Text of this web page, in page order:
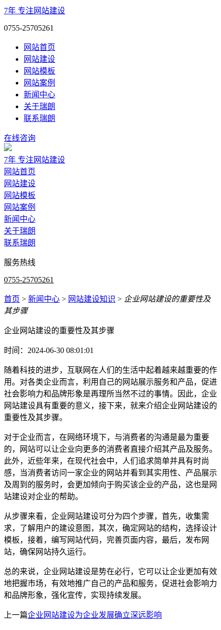
7年 专注网站建设
0755-25705261
网站首页
网站建设
网站模板
网站案例
新闻中心
关于瑞朗
联系瑞朗
在线咨询
7年 专注网站建设
网站首页
网站建设
网站模板
网站案例
新闻中心
关于瑞朗
联系瑞朗
服务热线
0755-25705261
首页 > 新闻中心 > 网站建设知识 > 企业网站建设的重要性及
其步骤
企业网站建设的重要性及其步骤
时间：2024-06-30 08:01:01
随着科技的进步，互联网在人们的生活中起着越来越重要的作
用。对各类企业而言，利用自己的网站展示服务和产品，促进
社会影响力和品牌形象是再理所当然不过的事情。因此，企业
网站建设具有重要的意义，接下来，就来介绍企业网站建设的
重要性及其步骤。
对于企业而言，在网络环境下，与消费者的沟通是最为重要
的，网站可以让企业向更多的消费者直接介绍其产品及服务。
此外，近些年来，在现代社会中，人们追求简单并具有时尚
感，当消费者访问一家企业的网站并看到其实用性、产品展示
及周到的服务时，会更加倾向于购买该企业的产品，这也是网
站建设对企业的帮助。
从步骤来看，企业网站建设可分为四个步骤，首先，收集需
求，了解用户的建设意图，其次，确定网站的结构，选择设计
模板，接着，编写网站代码，完善页面内容，最后，发布网
站，确保网站持久运行。
总的来说，企业网站建设是势在必行，它可以让企业更加有效
地把握市场，有效地推广自己的产品和服务，促进社会影响力
和品牌形象，强化宣传，实现持续发展。
上一篇企业网站建设为企业发展确立深远影响